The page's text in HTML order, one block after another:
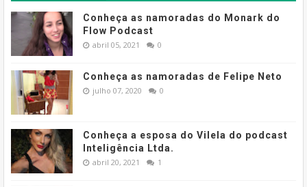
Conheça as namoradas do Monark do
Flow Podcast
abril 05, 2021 0
Conheça as namoradas de Felipe Neto
julho 07, 2020 0
Conheça a esposa do Vilela do podcast
Inteligência Ltda.
abril 20, 2021 1